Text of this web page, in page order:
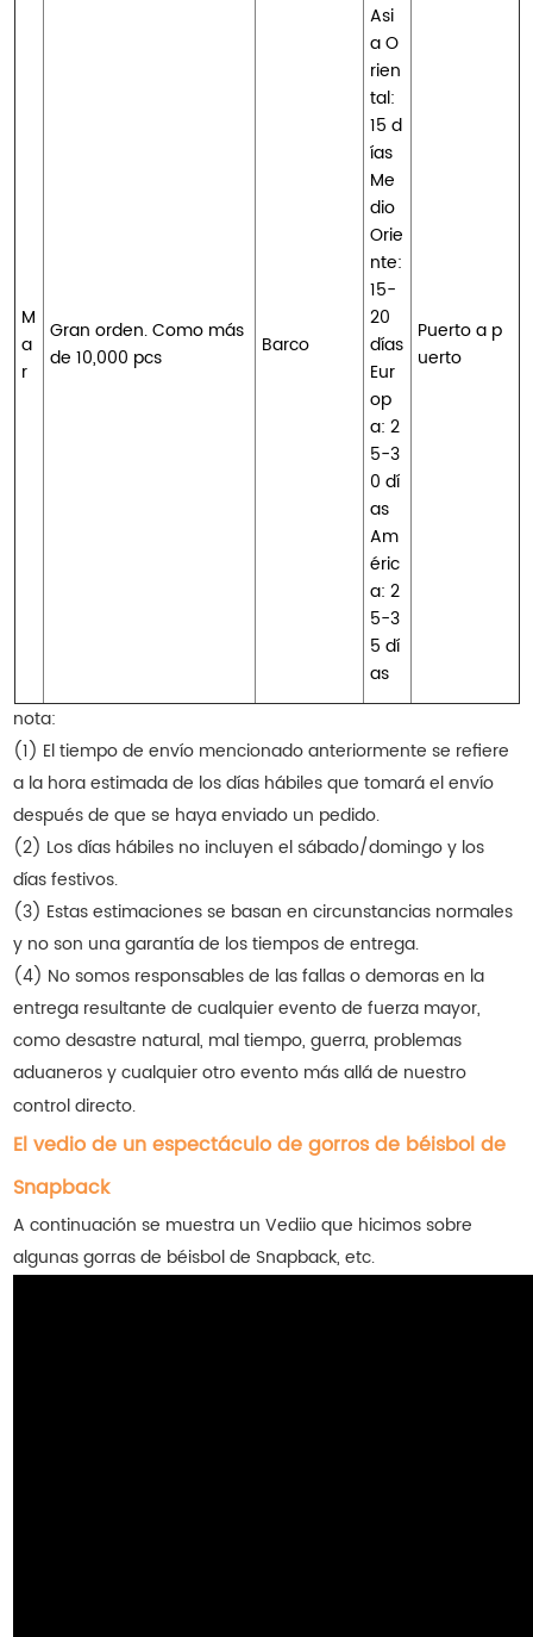
M
a
r
Gran orden. Como más
de 10,000 pcs
Barco
Asi
a O
rien
tal:
15 d
ías
Me
dio
Orie
nte:
15-
20
días
Eur
op
a: 2
5-3
0 dí
as
Am
éric
a: 2
5-3
5 dí
as
Puerto a p
uerto
nota:
(1) El tiempo de envío mencionado anteriormente se refiere
a la hora estimada de los días hábiles que tomará el envío
después de que se haya enviado un pedido.
(2) Los días hábiles no incluyen el sábado/domingo y los
días festivos.
(3) Estas estimaciones se basan en circunstancias normales
y no son una garantía de los tiempos de entrega.
(4) No somos responsables de las fallas o demoras en la
entrega resultante de cualquier evento de fuerza mayor,
como desastre natural, mal tiempo, guerra, problemas
aduaneros y cualquier otro evento más allá de nuestro
control directo.
El vedio de un espectáculo de gorros de béisbol de
Snapback
A continuación se muestra un Vediio que hicimos sobre
algunas gorras de béisbol de Snapback, etc.